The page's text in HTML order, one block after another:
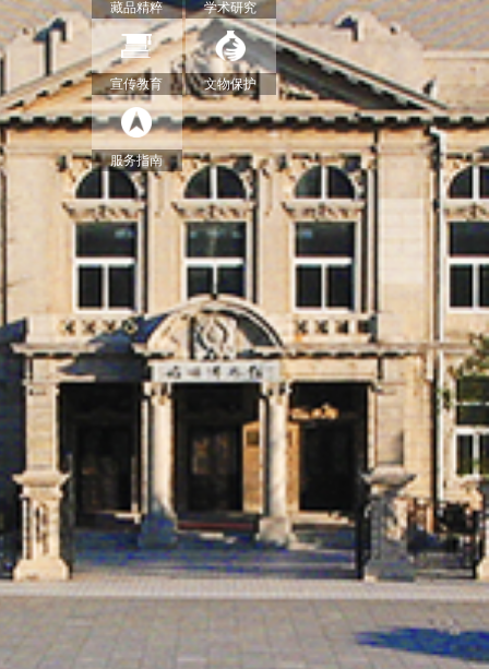
藏品精粹 学术研究
宣传教育 文物保护
服务指南